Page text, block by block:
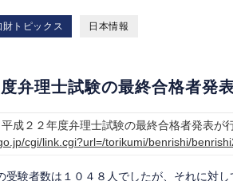
財トピックス 日本情報
弁理士試験の最終合格者発
成２２年度弁理士試験の最終合格者発表が
cgi/link.cgi?url=/torikumi/benrishi/
受験者数は１０４８人でしたが、それに対